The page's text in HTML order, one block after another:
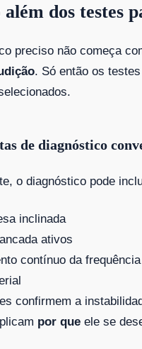
além dos testes
preciso não começa
. Só então os
de diagnóstico
o diagnóstico pode
inclinada
ativos
contínuo da
confirmem a
por que ele se